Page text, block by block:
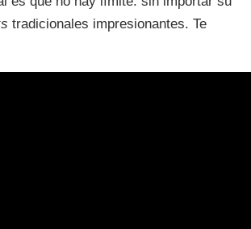
tradicionales impresionantes. Te